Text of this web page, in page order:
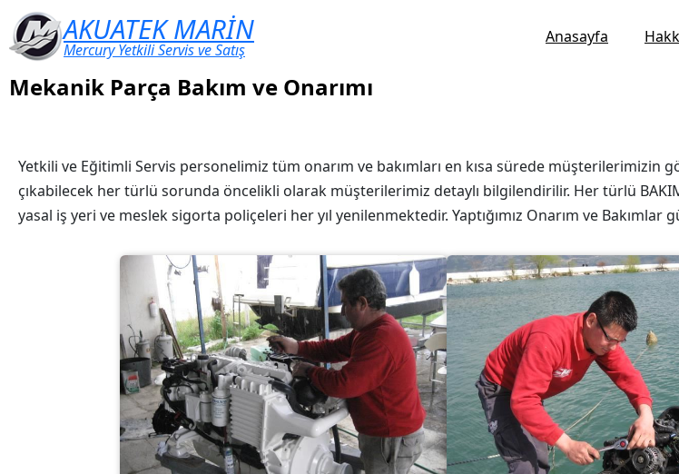
AKUATEK MARİN
Mercury Yetkili Servis ve Satış
Anasayfa
Mekanik Parça Bakım ve Onarımı
Yetkili ve Eğitimli Servis personelimiz tüm onarım ve bakımları en kısa sürede müşterilerimizin
çıkabilecek her türlü sorunda öncelikli olarak müşterilerimiz detaylı bilgilendirilir. Her türlü
yasal iş yeri ve meslek sigorta poliçeleri her yıl yenilenmektedir. Yaptığımız Onarım ve Bakımlar